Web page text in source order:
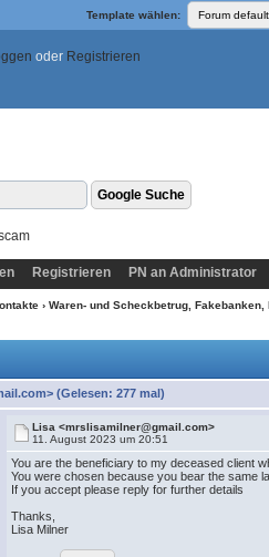
Template wählen:
oder Registrieren
Registrieren PN an Administrator
› Waren- und Scheckbetrug,
(Gelesen: 277 mal)
Lisa <mrslisamilner@gmail.com>
11. August 2023 um 20:51
You are the beneficiary to my deceased client
You were chosen because you bear the same
If you accept please reply for further details
Thanks,
Lisa Milner